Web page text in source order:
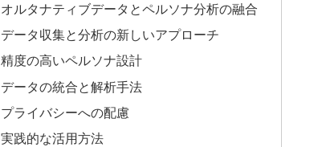
オルタナティブデータとペルソナ分析の融合
データ収集と分析の新しいアプローチ
精度の高いペルソナ設計
データの統合と解析手法
プライバシーへの配慮
実践的な活用方法